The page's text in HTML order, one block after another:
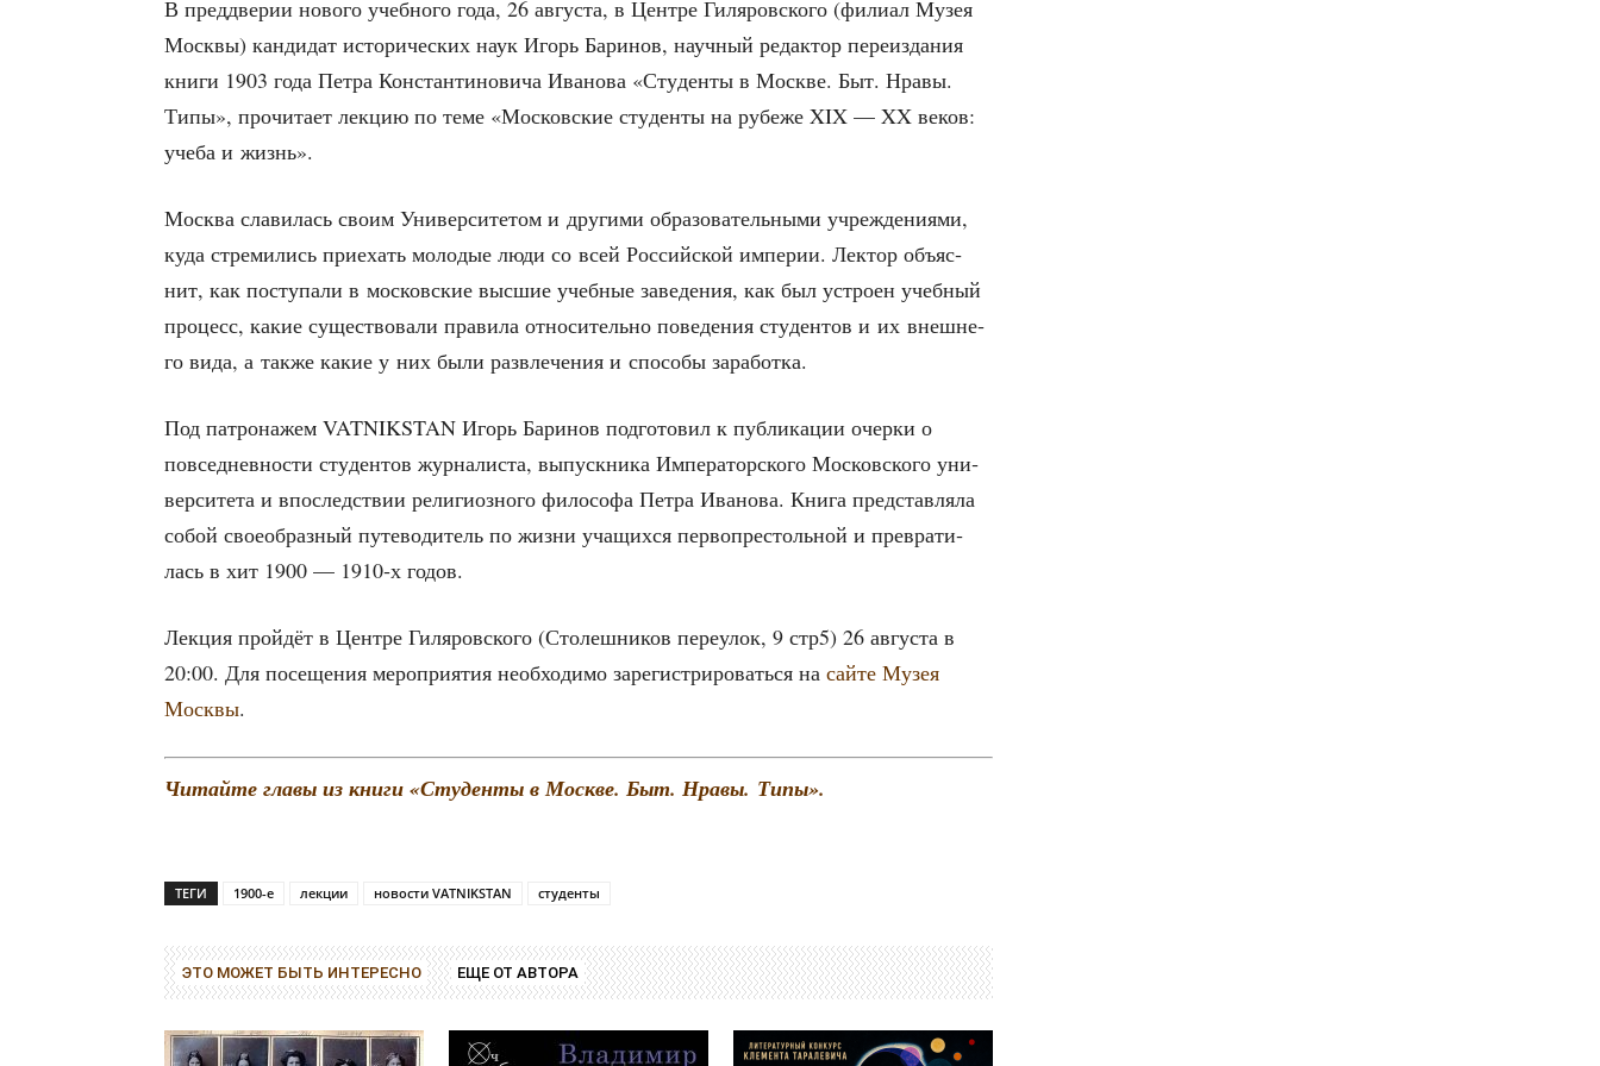
В пред­две­рии ново­го учеб­но­го года, 26 авгу­ста, в Цен­тре Гиля­ров­ско­го (фили­ал Музея
Моск­вы) кан­ди­дат исто­ри­че­ских наук Игорь Бари­нов, науч­ный редак­тор пере­из­да­ния
кни­ги 1903 года Пет­ра Кон­стан­ти­но­ви­ча Ива­но­ва «Сту­ден­ты в Москве. Быт. Нра­вы.
Типы», про­чи­та­ет лек­цию по теме «Мос­ков­ские сту­ден­ты на рубе­же XIX — XX веков:
уче­ба и жизнь».
Москва сла­ви­лась сво­им Уни­вер­си­те­том и дру­ги­ми обра­зо­ва­тель­ны­ми учре­жде­ни­я­ми,
куда стре­ми­лись при­е­хать моло­дые люди со всей Рос­сий­ской импе­рии. Лек­тор объ­яс­
нит, как посту­па­ли в мос­ков­ские выс­шие учеб­ные заве­де­ния, как был устро­ен учеб­ный
про­цесс, какие суще­ство­ва­ли пра­ви­ла отно­си­тель­но пове­де­ния сту­ден­тов и их внеш­не­
го вида, а так­же какие у них были раз­вле­че­ния и спо­со­бы заработка.
Под пат­ро­на­жем VATNIKSTAN Игорь Бари­нов под­го­то­вил к пуб­ли­ка­ции очер­ки о
повсе­днев­но­сти сту­ден­тов жур­на­ли­ста, выпуск­ни­ка Импе­ра­тор­ско­го Мос­ков­ско­го уни­
вер­си­те­та и впо­след­ствии рели­ги­оз­но­го фило­со­фа Пет­ра Ива­но­ва. Кни­га пред­став­ля­ла
собой свое­об­раз­ный путе­во­ди­тель по жиз­ни уча­щих­ся пер­во­пре­столь­ной и пре­вра­ти­
лась в хит 1900 — 1910‑х годов.
Лек­ция прой­дёт в Цен­тре Гиля­ров­ско­го (Сто­леш­ни­ков пере­улок, 9 стр5) 26 авгу­ста в
20:00. Для посе­ще­ния меро­при­я­тия необ­хо­ди­мо заре­ги­стри­ро­вать­ся на сай­те Музея
Моск­вы.
Читай­те гла­вы из кни­ги «Сту­ден­ты в Москве. Быт. Нра­вы. Типы».
ТЕГИ 1900-е лекции новости VATNIKSTAN студенты
ЭТО МОЖЕТ БЫТЬ ИНТЕРЕСНО ЕЩЕ ОТ АВТОРА